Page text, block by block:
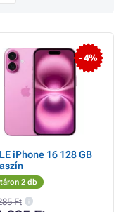
- 4%
iPhone 16 128 GB
2 db
Ft